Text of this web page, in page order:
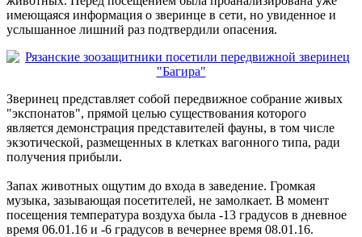
имеющаяся информация о зверинце в сети, но увиденное и
услышанное лишний раз подтвердили опасения.
Зверинец представляет собой передвижное собрание живых
"экспонатов", прямой целью существования которого
является демонстрация представителей фауны, в том числе
экзотической, размещенных в клетках вагонного типа, ради
получения прибыли.
Запах животных ощутим до входа в заведение. Громкая
музыка, зазывающая посетителей, не замолкает. В момент
посещения температура воздуха была -13 градусов в дневное
время 06.01.16 и -6 градусов в вечернее время 08.01.16.